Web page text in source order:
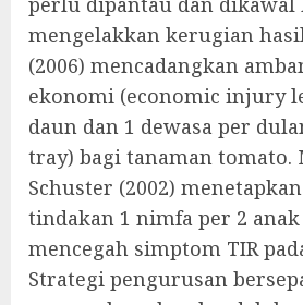
mengelakkan kerugian
(2006) mencadangkan
ekonomi (economic injury
daun dan 1 dewasa per
tray) bagi tanaman tomato.
Schuster (2002)
tindakan 1 nimfa per 2
mencegah simptom TIR
Strategi pengurusan